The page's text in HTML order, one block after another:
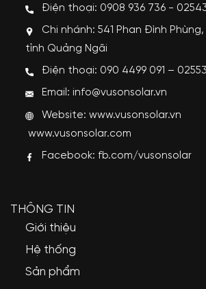
Điện thoại: 0908 936 736 -
Chi nhánh: 541 Phan Đình Phùng,
tỉnh Quảng Ngãi
Điện thoại: 090 4499 091 –
Email: info@vusonsolar.vn
Website:www.vusonsolar.vn
www.vusonsolar.com
Facebook: fb.com/vusonsolar
THÔNG TIN
Giới thiệu
Hệ thống
Sản phẩm